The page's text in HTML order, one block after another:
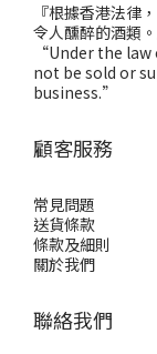
『根據香港法律
令人醺醉的酒類。
“Under the
not be sold or
business.”
顧客服務
常見問題
送貨條款
條款及細則
關於我們
聯絡我們